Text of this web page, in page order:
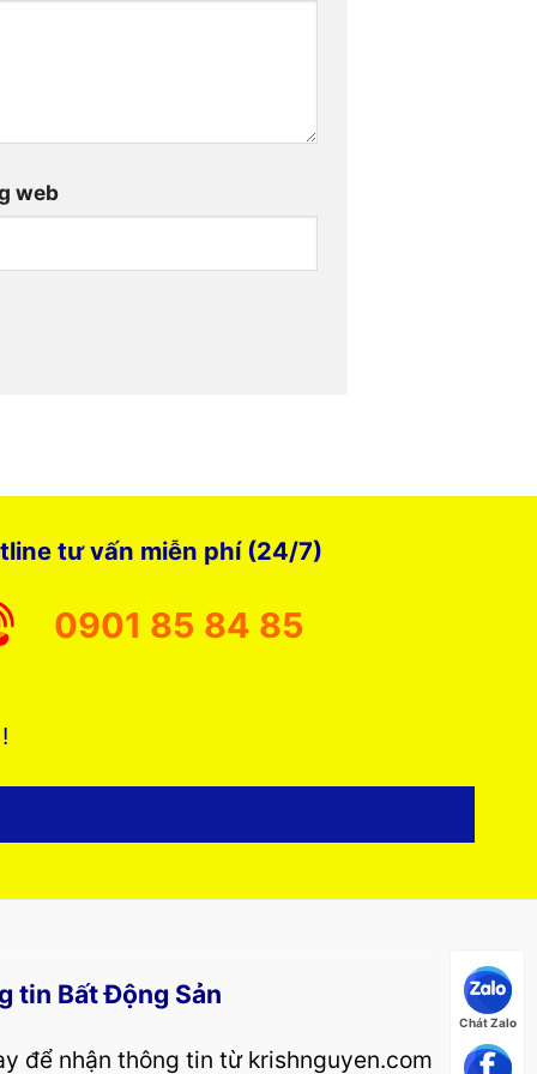
web
tư vấn miễn phí (24/7)
0901 85 84 85
tin Bất Động Sản
để nhận thông tin từ krishnguyen.com
Chát Zalo